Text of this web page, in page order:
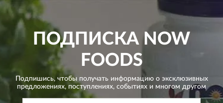
ПОДПИСКАNOW
FOODS
Подпишись, чтобы получать информацию о эксклюзивных
предложениях,поступлениях, событиях и многом другом